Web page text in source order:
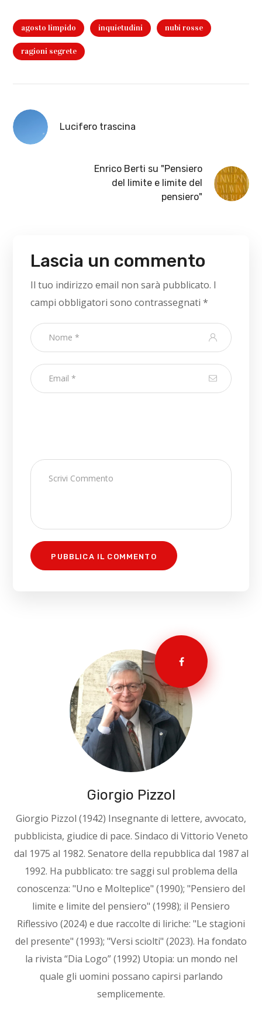
agosto limpido inquietudini nubi rosse
ragioni segrete
Lucifero trascina
Enrico Berti su "Pensiero
del limite e limite del
pensiero"
Lascia un commento
Il tuo indirizzo email non sarà pubblicato. I
campi obbligatori sono contrassegnati*
Giorgio Pizzol
Giorgio Pizzol (1942) Insegnante di lettere, avvocato,
pubblicista, giudice di pace. Sindaco di Vittorio Veneto
dal 1975 al 1982. Senatore della repubblica dal 1987 al
1992. Ha pubblicato: tre saggi sul problema della
conoscenza: "Uno e Molteplice" (1990); "Pensiero del
limite e limite del pensiero" (1998); il Pensiero
Riflessivo (2024) e due raccolte di liriche: "Le stagioni
del presente" (1993); "Versi sciolti" (2023). Ha fondato
la rivista “Dia Logo” (1992) Utopia: un mondo nel
quale gli uomini possano capirsi parlando
semplicemente.